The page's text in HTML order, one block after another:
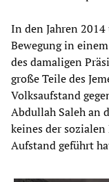
In den Jahren
Bewegung in
des damaligen
große Teile des
Volksaufstand
Abdullah Saleh an
keines der
Aufstand geführt